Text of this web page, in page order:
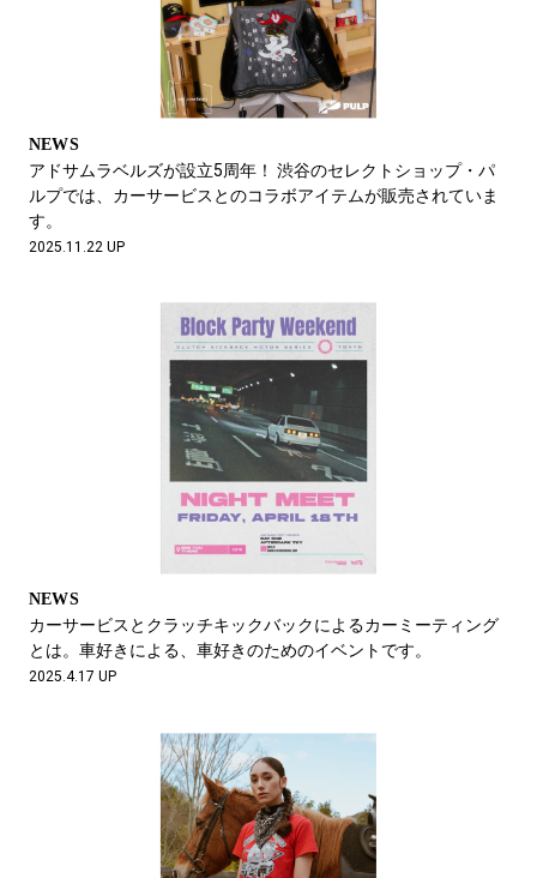
NEWS
アドサムラベルズが設立5周年！ 渋谷のセレクトショップ・パ
ルプでは、カーサービスとのコラボアイテムが販売されていま
す。
2025.11.22 UP
NEWS
カーサービスとクラッチキックバックによるカーミーティング
とは。車好きによる、車好きのためのイベントです。
2025.4.17 UP